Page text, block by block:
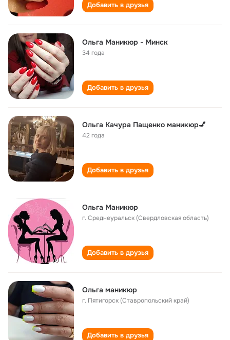
Добавить в друзья
Ольга Маникюр - Минск
34 года
Добавить в друзья
Ольга Качура Пащенко маникюр💅
42 года
Добавить в друзья
Ольга Маникюр
г. Среднеуральск (Свердловская область)
Добавить в друзья
Ольга маникюр
г. Пятигорск (Ставропольский край)
Добавить в друзья